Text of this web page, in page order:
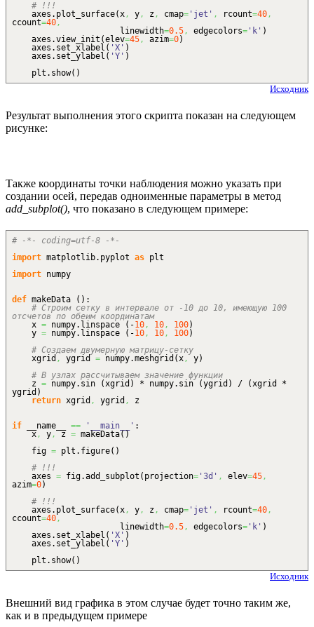
# !!!
axes. plot_surface(x, y, z , cmap= 'jet' , rcount=40,
ccount=40,
linewidth=0.5, edgecolors= 'k' )
axes.view_init (elev=45, azim=0)
axes. set_xlabel ( 'X' )
axes. set_ylabel ( 'Y' )
plt. show( )
Исходник
Результат выполнения этого скрипта показан на следующем
рисунке:
Также координаты точки наблюдения можно указать при
создании осей, передав одноименные параметры в метод
add_subplot(), что показано в следующем примере:
# -*- coding=utf-8 -*-
import matplotlib. pyplot as plt
import numpy
def makeData ( ) :
# Строим сетку в интервале от -10 до 10, имеющую 100
отсчетов по обеим координатам
x = numpy. linspace ( -10, 10, 100)
y = numpy. linspace ( -10, 10, 100)
# Создаем двумерную матрицу-сетку
xgrid , ygrid = numpy.meshgrid (x, y)
# В узлах рассчитываем значение функции
z = numpy. sin (xgrid ) * numpy. sin (ygrid ) / (xgrid *
ygrid )
return xgrid , ygrid , z
if __name__ == '__main__' :
x, y, z = makeData( )
fig = plt. figure( )
# !!!
axes = fig.add_subplot ( projection= '3d' , elev=45,
azim=0)
# !!!
axes. plot_surface(x, y, z , cmap= 'jet' , rcount=40,
ccount=40,
linewidth=0.5, edgecolors= 'k' )
axes. set_xlabel ( 'X' )
axes. set_ylabel ( 'Y' )
plt. show( )
Исходник
Внешний вид графика в этом случае будет точно таким же,
как и в предыдущем примере